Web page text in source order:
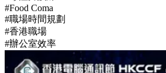
【職場禮儀攻略】識講多謝仲未夠！6
細節與社交禁忌